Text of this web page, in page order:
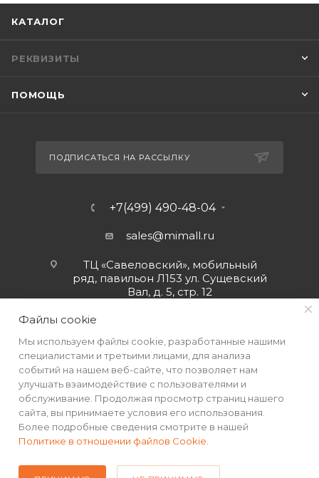
КАТАЛОГ
РЕКВИЗИТЫ
ПОМОЩЬ
ПОДПИСАТЬСЯ НА РАССЫЛКУ
+7(499) 490-48-04
sales@mimall.ru
ТЦ «Савеловский», мобильный
ряд, павильон Л153 ул. Сущевский
Вал, д. 5, стр. 12
2026 © Интернет-магазин MiMall® • Не является публичной
офертой • 2026 г.
Файлы cookie
Мы используем файлы cookie, разработанные нашими
специалистами и третьими лицами, для анализа
событий на нашем веб-сайте, что позволяет нам
улучшать взаимодействие с пользователями и
обслуживание. Продолжая просмотр страниц нашего
сайта, вы принимаете условия его использования.
Более подробные сведения смотрите в нашей
Политике в отношении файлов Cookie